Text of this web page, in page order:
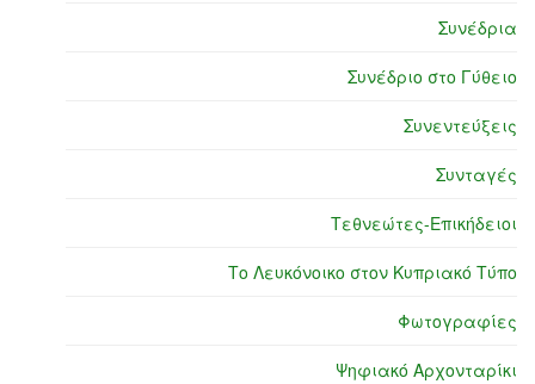
Συνέδρια
Συνέδριο στο Γύθειο
Συνεντεύξεις
Συνταγές
Τεθνεώτες-Επικήδειοι
Το Λευκόνοικο στον Κυπριακό Τύπο
Φωτογραφίες
Ψηφιακό Αρχονταρίκι